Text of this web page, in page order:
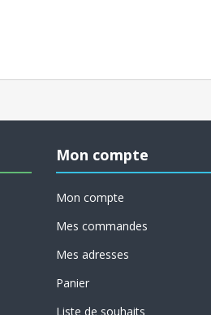
Mon compte
Mon compte
Mes commandes
Mes adresses
Panier
Liste de souhaits